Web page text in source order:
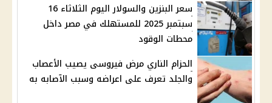
سعر البنزين والسولار اليوم الثلاثاء 16
سبتمبر 2025 للمستهلك في مصر داخل
محطات الوقود
الحزام الناري مرض فيروسى يصيب الأعصاب
والجلد تعرف على اعراضه وسبب الآصابه به